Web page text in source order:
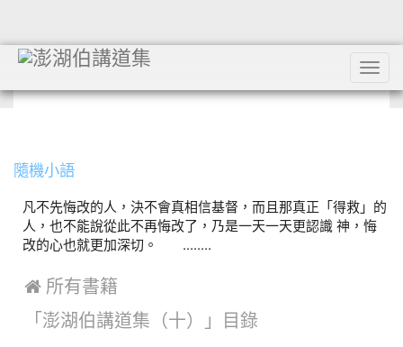
隨機小語
凡不先悔改的人，決不會真相信基督，而且那真正「得救」的
人，也不能說從此不再悔改了，乃是一天一天更認識 神，悔
改的心也就更加深切。 ........
 所有書籍
「澎湖伯講道集（十）」目錄